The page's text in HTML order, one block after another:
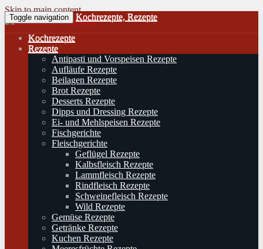
Skip to main content
Toggle navigation Kochrezepte, Rezepte
Kochrezepte
Rezepte
Antipasti und Vorspeisen Rezepte
Aufläufe Rezepte
Beilagen Rezepte
Brot Rezepte
Desserts Rezepte
Dipps und Dressing Rezepte
Ei- und Mehlspeisen Rezepte
Fischgerichte
Fleischgerichte
Geflügel Rezepte
Kalbsfleisch Rezepte
Lammfleisch Rezepte
Rindfleisch Rezepte
Schweinefleisch Rezepte
Wild Rezepte
Gemüse Rezepte
Getränke Rezepte
Kuchen Rezepte